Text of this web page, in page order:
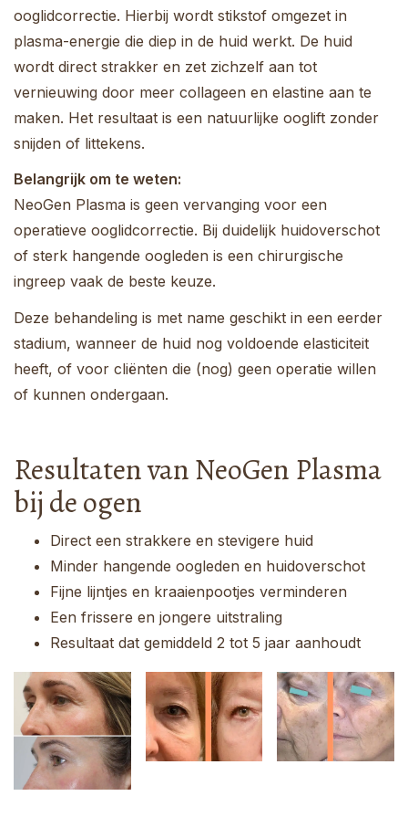
ooglidcorrectie. Hierbij wordt stikstof omgezet in
plasma-energie die diep in de huid werkt. De huid
wordt direct strakker en zet zichzelf aan tot
vernieuwing door meer collageen en elastine aan te
maken. Het resultaat is een natuurlijke ooglift zonder
snijden of littekens.
Belangrijk om te weten:
NeoGen Plasma is geen vervanging voor een
operatieve ooglidcorrectie. Bij duidelijk huidoverschot
of sterk hangende oogleden is een chirurgische
ingreep vaak de beste keuze.
Deze behandeling is met name geschikt in een eerder
stadium, wanneer de huid nog voldoende elasticiteit
heeft, of voor cliënten die (nog) geen operatie willen
of kunnen ondergaan.
Resultaten van NeoGen Plasma
bij de ogen
Direct een strakkere en stevigere huid
Minder hangende oogleden en huidoverschot
Fijne lijntjes en kraaienpootjes verminderen
Een frissere en jongere uitstraling
Resultaat dat gemiddeld 2 tot 5 jaar aanhoudt